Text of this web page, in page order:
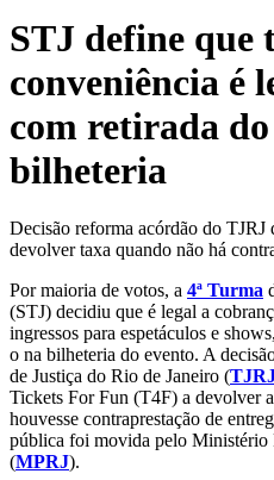
STJ define que
conveniência é
com retirada
bilheteria
Decisão reforma acórdão do TJRJ
devolver taxa quando não há
Por maioria de votos, a 4ª Turma
(STJ) decidiu que é legal a
ingressos para espetáculos e
o na bilheteria do evento. A
de Justiça do Rio de Janeiro (
Tickets For Fun (T4F) a devolver
houvesse contraprestação de
pública foi movida pelo Ministério
(MPRJ).